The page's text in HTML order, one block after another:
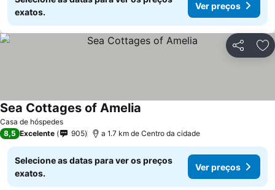
exatos.
Ver preços
Partilhar
Casa de hóspedes
Sea Cottages of Amelia
8,5 Excelente 905 a 1.7 km de Centro da cidade
Selecione as datas para ver os preços
exatos.
Ver preços